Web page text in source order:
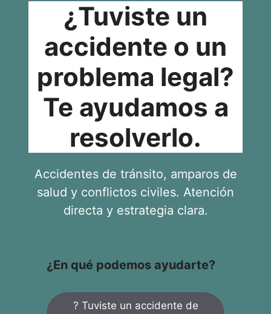
¿Tuviste un
accidente o un
problema legal?
Te ayudamos a
resolverlo.
Accidentes de tránsito, amparos de
salud y conflictos civiles. Atención
directa y estrategia clara.
¿En qué podemos ayudarte?
? Tuviste un accidente de